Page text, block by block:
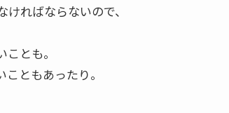
ればならないので、
とも。
ともあったり。